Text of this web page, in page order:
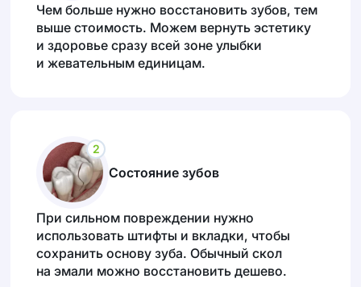
Чем больше нужно восстановить зубов, тем
выше стоимость. Можем вернуть эстетику
и здоровье сразу всей зоне улыбки
и жевательным единицам.
2
Состояние зубов
При сильном повреждении нужно
использовать штифты и вкладки, чтобы
сохранить основу зуба. Обычный скол
на эмали можно восстановить дешево.